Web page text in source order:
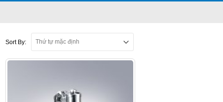
Sort By: